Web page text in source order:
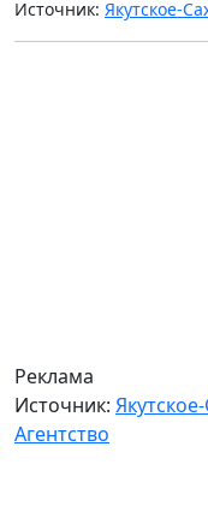
Источник: Якутское-
Реклама
Источник:
Агентство